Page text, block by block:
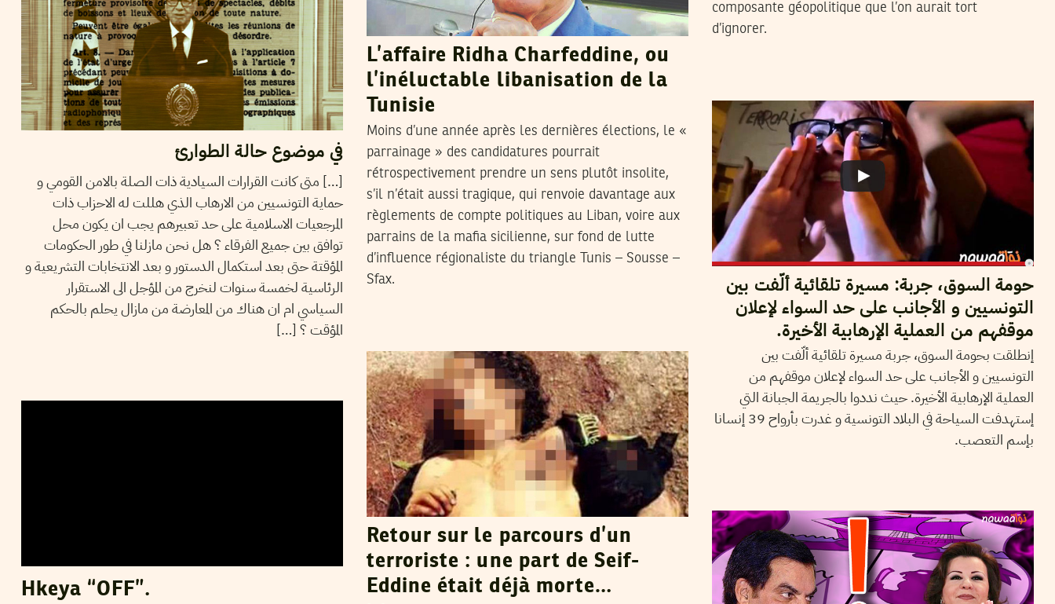
composante géopolitique que l’on aurait tort
d’ignorer.
L’affaire Ridha Charfeddine, ou
l’inéluctable libanisation de la
Tunisie
Moins d’une année après les dernières élections, le «
parrainage » des candidatures pourrait
rétrospectivement prendre un sens plutôt insolite,
s’il n’était aussi tragique, qui renvoie davantage aux
règlements de compte politiques au Liban, voire aux
parrains de la mafia sicilienne, sur fond de lutte
d’influence régionaliste du triangle Tunis – Sousse –
Sfax.
في موضوع حالة الطوارئ
[…] متى كانت القرارات السيادية ذات الصلة بالامن القومي و
حماية التونسيين من الارهاب الذي هللت له الاحزاب ذات
المرجعيات الاسلامية على حد تعبيرهم يجب ان يكون محل
توافق بين جميع الفرقاء ؟ هل نحن مازلنا في طور الحكومات
المؤقتة حتى بعد استكمال الدستور و بعد الانتخابات التشريعية و
الرئاسية لخمسة سنوات لنخرج من المؤجل الى الاستقرار
السياسي ام ان هناك من المعارضة من مازال يحلم بالحكم
المؤقت ؟ […]
حومة السوق، جربة: مسيرة تلقائية ألّفت بين
التونسيين و الأجانب على حد السواء لإعلان
موقفهم من العملية الإرهابية الأخيرة.
إنطلقت بحومة السوق، جربة مسيرة تلقائية ألّفت بين
التونسيين و الأجانب على حد السواء لإعلان موقفهم من
العملية الإرهابية الأخيرة. حيث نددوا بالجريمة الجبانة التي
إستهدفت السياحة في البلاد التونسية و غدرت بأرواح 39 إنسانا
بإسم التعصب.
Retour sur le parcours d’un
terroriste : une part de Seif-
Eddine était déjà morte…
Hkeya “OFF”.